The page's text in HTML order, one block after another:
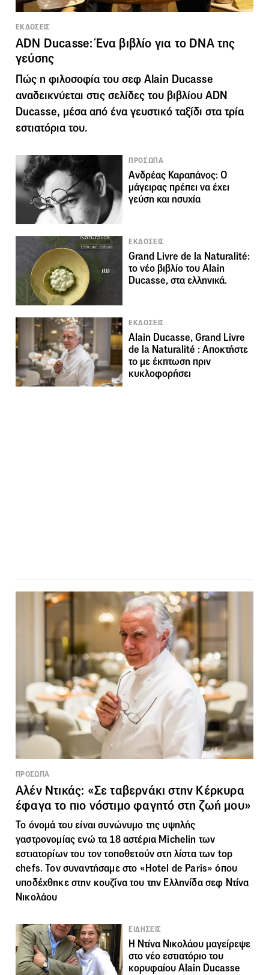
ΕΚΔΟΣΕΙΣ
ADN Ducasse: Ένα βιβλίο για το DNA της
γεύσης
Πώς η φιλοσοφία του σεφ Alain Ducasse
αναδεικνύεται στις σελίδες του βιβλίου ADN
Ducasse, μέσα από ένα γευστικό ταξίδι στα τρία
εστιατόρια του.
ΠΡΟΣΩΠΑ
Ανδρέας Καραπάνος: Ο
μάγειρας πρέπει να έχει
γεύση και ησυχία
ΕΚΔΟΣΕΙΣ
Grand Livre de la Naturalité:
το νέο βιβλίο του Alain
Ducasse, στα ελληνικά.
ΕΚΔΟΣΕΙΣ
Alain Ducasse, Grand Livre
de la Naturalité : Αποκτήστε
το με έκπτωση πριν
κυκλοφορήσει
ΠΡΟΣΩΠΑ
Αλέν Ντικάς: «Σε ταβερνάκι στην Κέρκυρα
έφαγα το πιο νόστιμο φαγητό στη ζωή μου»
Το όνομά του είναι συνώνυμο της υψηλής
γαστρονομίας ενώ τα 18 αστέρια Michelin των
εστιατορίων του τον τοποθετούν στη λίστα των top
chefs. Τον συναντήσαμε στο «Hotel de Paris» όπου
υποδέχθηκε στην κουζίνα του την Ελληνίδα σεφ Ντίνα
Νικολάου
ΕΙΔΗΣΕΙΣ
Η Ντίνα Νικολάου μαγείρεψε
στο νέο εστιατόριο του
κορυφαίου Alain Ducasse